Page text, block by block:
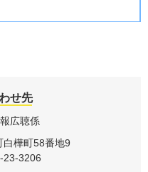
せ先
広聴係
白樺町58番地9
23-3206